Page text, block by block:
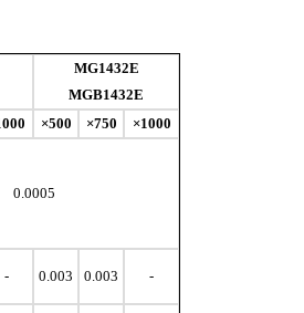
MG1432E
MGB1432E
×500 ×750 ×1000
0.0005
- 0.003 0.003 -